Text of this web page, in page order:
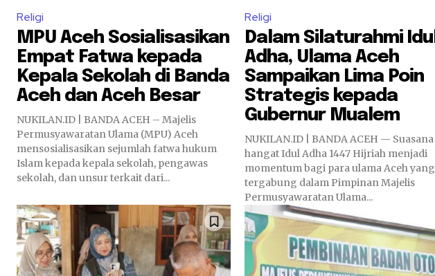
Religi
MPU Aceh Sosialisasikan
Empat Fatwa kepada
Kepala Sekolah di Banda
Aceh dan Aceh Besar
NUKILAN.ID | BANDA ACEH – Majelis
Permusyawaratan Ulama (MPU) Aceh
mensosialisasikan sejumlah fatwa hukum
Islam kepada kepala sekolah, pengawas
sekolah, dan unsur terkait dari...
Religi
Dalam Silaturahmi Idul
Adha, Ulama Aceh
Sampaikan Lima Poin
Strategis kepada
Gubernur Mualem
NUKILAN.ID | BANDA ACEH — Suasana
hangat Idul Adha 1447 Hijriah menjadi
momentum bagi para ulama Aceh yang
tergabung dalam Pimpinan Majelis
Permusyawaratan Ulama...